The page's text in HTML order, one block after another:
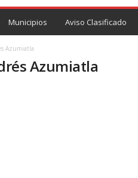
Municipios Aviso Clasificado
Azumiatla
Azumiatla